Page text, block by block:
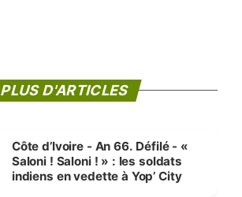
PLUS D'ARTICLES
Côte d’Ivoire - An 66. Défilé - «
Saloni ! Saloni ! » : les soldats
indiens en vedette à Yop’ City